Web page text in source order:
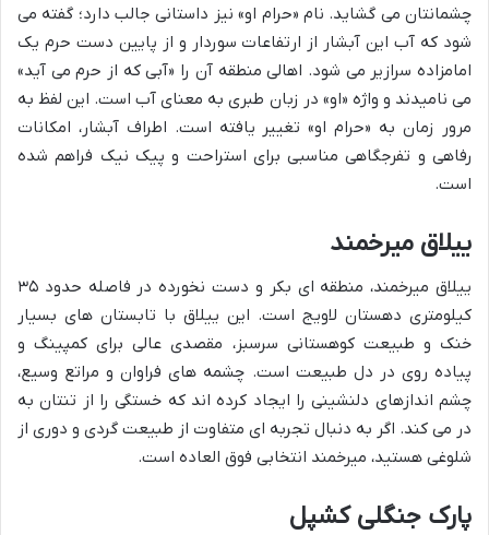
چشمانتان می گشاید. نام «حرام او» نیز داستانی جالب دارد؛ گفته می
شود که آب این آبشار از ارتفاعات سوردار و از پایین دست حرم یک
امامزاده سرازیر می شود. اهالی منطقه آن را «آبی که از حرم می آید»
می نامیدند و واژه «او» در زبان طبری به معنای آب است. این لفظ به
مرور زمان به «حرام او» تغییر یافته است. اطراف آبشار، امکانات
رفاهی و تفرجگاهی مناسبی برای استراحت و پیک نیک فراهم شده
است.
ییلاق میرخمند
ییلاق میرخمند، منطقه ای بکر و دست نخورده در فاصله حدود ۳۵
کیلومتری دهستان لاویج است. این ییلاق با تابستان های بسیار
خنک و طبیعت کوهستانی سرسبز، مقصدی عالی برای کمپینگ و
پیاده روی در دل طبیعت است. چشمه های فراوان و مراتع وسیع،
چشم اندازهای دلنشینی را ایجاد کرده اند که خستگی را از تنتان به
در می کند. اگر به دنبال تجربه ای متفاوت از طبیعت گردی و دوری از
شلوغی هستید، میرخمند انتخابی فوق العاده است.
پارک جنگلی کشپل